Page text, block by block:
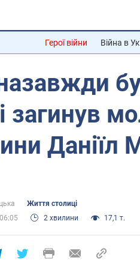
Герої війни Війна в
загинув
Даніїл
Життя столиці
2 хвилини 17,1 т.